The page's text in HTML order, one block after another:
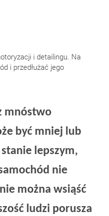
i detailingu. Na
i przedłużać jego
mnóstwo
być mniej lub
lepszym,
nie
można wsiąść
ludzi porusza